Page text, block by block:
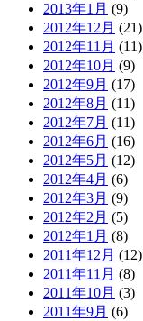
2013年1月 (9)
2012年12月 (21)
2012年11月 (11)
2012年10月 (9)
2012年9月 (17)
2012年8月 (11)
2012年7月 (11)
2012年6月 (16)
2012年5月 (12)
2012年4月 (6)
2012年3月 (9)
2012年2月 (5)
2012年1月 (8)
2011年12月 (12)
2011年11月 (8)
2011年10月 (3)
2011年9月 (6)